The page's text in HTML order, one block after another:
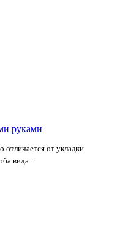
руками
отличается от укладки
вида...